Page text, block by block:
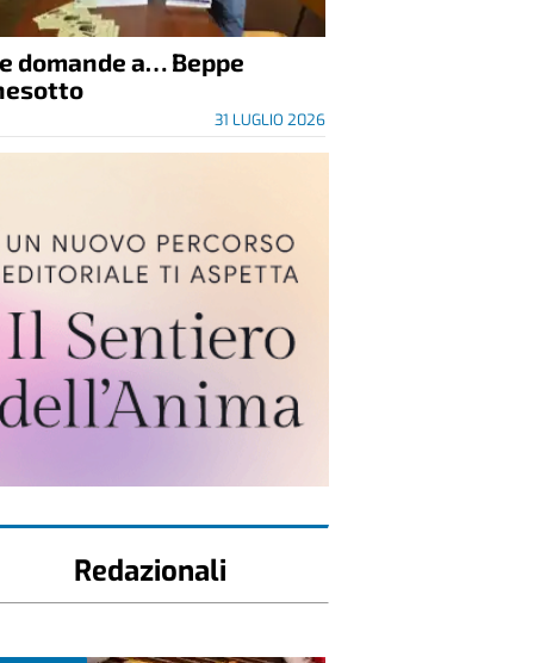
domande a… Beppe
31 LUGLIO 2026
Redazionali